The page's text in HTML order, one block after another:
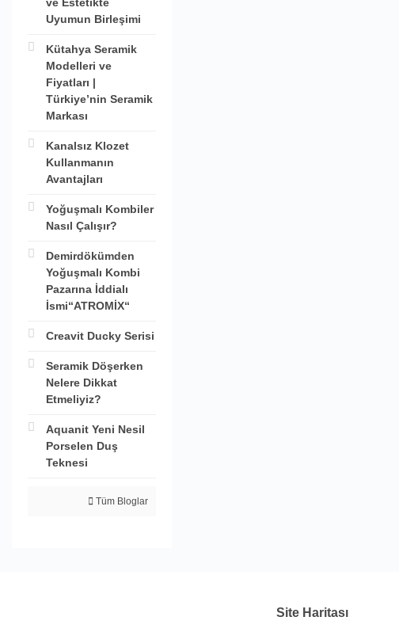
Uyumun Birleşimi
Kütahya Seramik
Modelleri ve
Fiyatları |
Türkiye’nin Seramik
Markası
Kanalsız Klozet
Kullanmanın
Avantajları
Yoğuşmalı Kombiler
Nasıl Çalışır?
Demirdökümden
Yoğuşmalı Kombi
Pazarına İddialı
İsmi“ATROMİX“
Creavit Ducky Serisi
Seramik Döşerken
Nelere Dikkat
Etmeliyiz?
Aquanit Yeni Nesil
Porselen Duş
Teknesi
Tüm Bloglar
Site Haritası